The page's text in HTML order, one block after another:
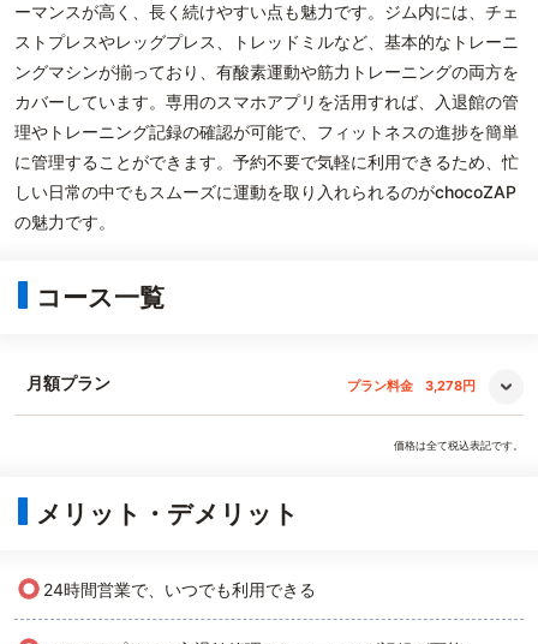
ーマンスが高く、長く続けやすい点も魅力です。ジム内には、チェ
ストプレスやレッグプレス、トレッドミルなど、基本的なトレーニ
ングマシンが揃っており、有酸素運動や筋力トレーニングの両方を
カバーしています。専用のスマホアプリを活用すれば、入退館の管
理やトレーニング記録の確認が可能で、フィットネスの進捗を簡単
に管理することができます。予約不要で気軽に利用できるため、忙
しい日常の中でもスムーズに運動を取り入れられるのがchocoZAP
の魅力です。
コース一覧
月額プラン プラン料金 3,278円
価格は全て税込表記です。
メリット・デメリット
○ 24時間営業で、いつでも利用できる